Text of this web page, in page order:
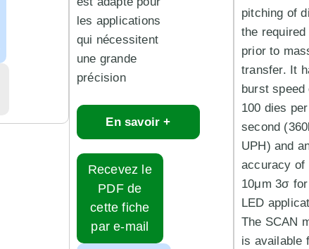
les applications
qui nécessitent
une grande
précision
En savoir +
Recevez le
PDF de
cette fiche
par e-mail
pitching of
the required
prior to
transfer. It
burst speed
100 dies per
second
UPH) and
accuracy of
10μm 3σ
LED
The SCAN
is available